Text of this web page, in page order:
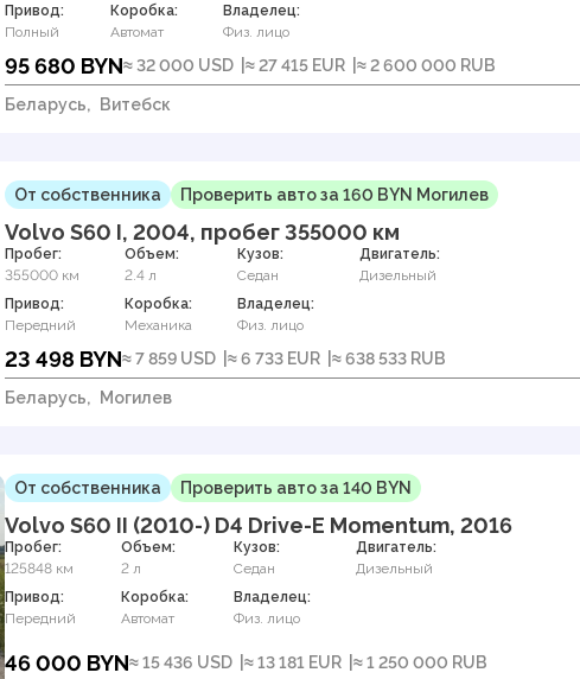
Привод:
Полный
Коробка:
Автомат
Владелец:
Физ. лицо
95 680 BYN≈ 32 000 USD ≈ 27 415 EUR ≈ 2 600 000 RUB
Беларусь, Витебск
От собственника Проверить авто за 160 BYN Могилев
Volvo S60 I, 2004, пробег 355000 км
Пробег:
355000 км
Объем:
2.4 л
Кузов:
Седан
Двигатель:
Дизельный
Привод:
Передний
Коробка:
Механика
Владелец:
Физ. лицо
23 498 BYN≈ 7 859 USD ≈ 6 733 EUR ≈ 638 533 RUB
Беларусь, Могилев
От собственника Проверить авто за 140 BYN
Volvo S60 II (2010-) D4 Drive-E Momentum, 2016
Пробег:
125848 км
Объем:
2 л
Кузов:
Седан
Двигатель:
Дизельный
Привод:
Передний
Коробка:
Автомат
Владелец:
Физ. лицо
46 000 BYN≈ 15 436 USD ≈ 13 181 EUR ≈ 1 250 000 RUB